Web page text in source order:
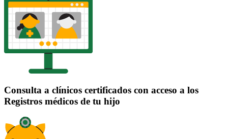
Consulta a clínicos certificados con acceso a los
Registros médicos de tu hijo